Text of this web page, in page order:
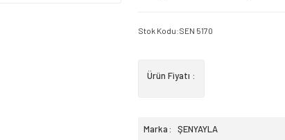
Stok Kodu:SEN 5170
Ürün Fiyatı :
Marka ŞENYAYLA